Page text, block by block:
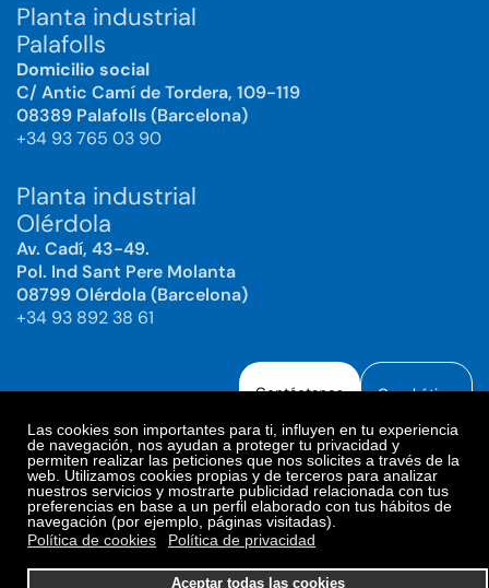
Las cookies son importantes para ti, influyen en tu experiencia
de navegación, nos ayudan a proteger tu privacidad y
permiten realizar las peticiones que nos solicites a través de la
web. Utilizamos cookies propias y de terceros para analizar
nuestros servicios y mostrarte publicidad relacionada con tus
preferencias en base a un perfil elaborado con tus hábitos de
navegación (por ejemplo, páginas visitadas).
Política de cookies
Política de privacidad
Aceptar todas las cookies
Planta industrial
Palafolls
Domicilio social
C/ Antic Camí de Tordera, 109-119
08389 Palafolls (Barcelona)
+34 93 765 03 90
Planta industrial
Olérdola
Av. Cadí, 43-49.
Pol. Ind Sant Pere Molanta
08799 Olérdola (Barcelona)
+34 93 892 38 61
Contáctanos Canal ético
Aviso legal
Política de Privacidad
Política de Redes Sociales
Política de cookies
Preferencias de cookies
© 2025. Bioiberica S.A.U. Todos los derechos reservados.